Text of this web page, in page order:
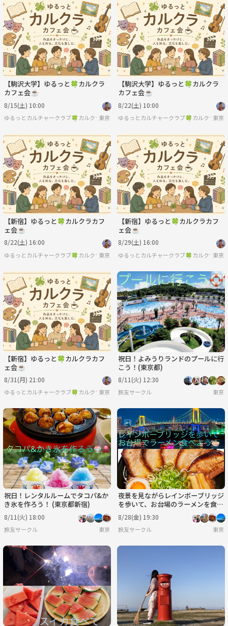
【駒沢大学】ゆるっと🍀カルクラ
カフェ会☕️
8/15(土) 10:00
ゆるっとカルチャークラブ🍀カルクラ🍀
東京
【駒沢大学】ゆるっと🍀カルクラ
カフェ会☕️
8/22(土) 10:00
ゆるっとカルチャークラブ🍀カルクラ🍀
東京
【新宿】ゆるっと🍀カルクラカフ
ェ会☕️
8/22(土) 16:00
ゆるっとカルチャークラブ🍀カルクラ🍀
東京
【新宿】ゆるっと🍀カルクラカフ
ェ会☕️
8/29(土) 16:00
ゆるっとカルチャークラブ🍀カルクラ🍀
東京
【新宿】ゆるっと🍀カルクラカフ
ェ会☕️
8/31(月) 21:00
ゆるっとカルチャークラブ🍀カルクラ🍀
東京
祝日！よみうりランドのプールに行
こう！(東京都)
8/11(火) 12:30
旅友サークル 東京
祝日！レンタルルームでタコパ&か
き氷を作ろう！ (東京都新宿)
8/11(火) 18:00
旅友サークル 東京
夜景を見ながらレインボーブリッジ
を歩いて、お台場のラーメンを食べ
よう！(東京都)
8/28(金) 19:30
旅友サークル 東京